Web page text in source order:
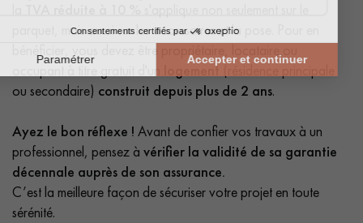
parquet, mais aussi sur les accessoires et la pose. Pour en
logement
ou secondaire) construit depuis plus de 2 ans.
Ayez le bon réflexe ! Avant de confier vos travaux à un
professionnel, pensez à vérifier la validité de sa garantie
décennale auprès de son assurance.
C’est la meilleure façon de sécuriser votre projet en toute
sérénité.